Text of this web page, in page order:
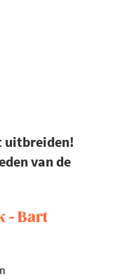
uitbreiden!
van de
- Bart